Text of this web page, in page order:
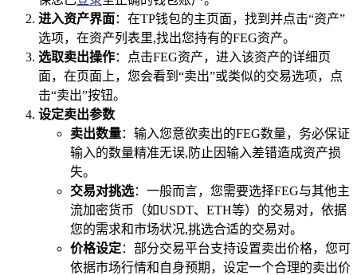
进入资产界面：在TP钱包的主页面，找到并点击“资产”
选项，在资产列表里,找出您持有的FEG资产。
选取卖出操作：点击FEG资产，进入该资产的详细页
面，在页面上，您会看到“卖出”或类似的交易选项，点
击“卖出”按钮。
设定卖出参数
卖出数量：输入您意欲卖出的FEG数量，务必保证
输入的数量精准无误,防止因输入差错造成资产损
失。
交易对挑选：一般而言，您需要选择FEG与其他主
流加密货币（如USDT、ETH等）的交易对，依据
您的需求和市场状况,挑选合适的交易对。
价格设定：部分交易平台支持设置卖出价格，您可
依据市场行情和自身预期，设定一个合理的卖出价